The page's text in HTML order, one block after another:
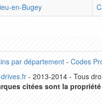
en-Bugey
par département- Codes
- 2013-2014 - Tous
citées sont la